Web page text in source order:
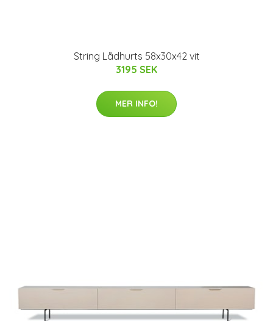
String Lådhurts 58x30x42 vit
3195 SEK
MER INFO!